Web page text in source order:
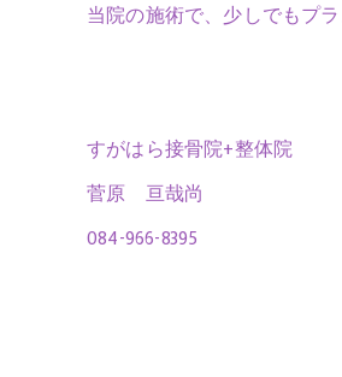
当院の施術で、少しでもプ
すがはら接骨院+整体院
菅原 亘哉尚
084-966-8395